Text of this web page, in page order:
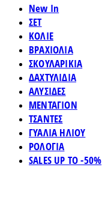
New In
ΣΕΤ
ΚΟΛΙΕ
ΒΡΑΧΙΟΛΙΑ
ΣΚΟΥΛΑΡΙΚΙΑ
ΔΑΧΤΥΛΙΔΙΑ
ΑΛΥΣΙΔΕΣ
ΜΕΝΤΑΓΙΟΝ
ΤΣΑΝΤΕΣ
ΓΥΑΛΙΑ ΗΛΙΟΥ
ΡΟΛΟΓΙΑ
SALES UP TO -50%